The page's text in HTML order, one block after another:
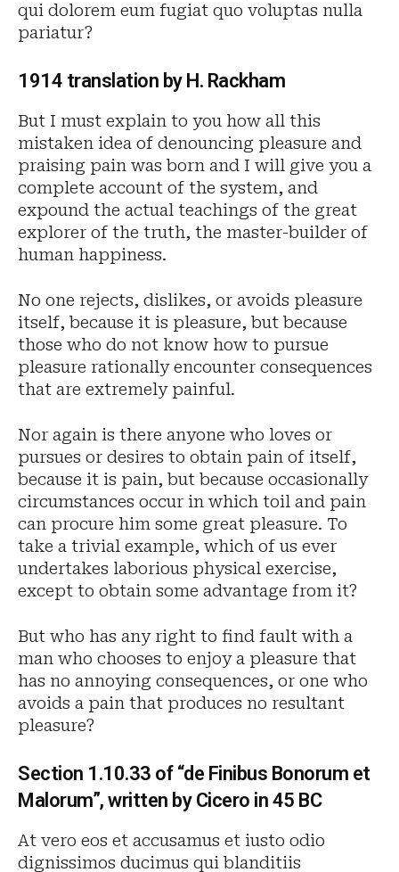
qui dolorem eum fugiat quo voluptas nulla
pariatur?
1914 translation by H. Rackham
But I must explain to you how all this
mistaken idea of denouncing pleasure and
praising pain was born and I will give you a
complete account of the system, and
expound the actual teachings of the great
explorer of the truth, the master-builder of
human happiness.
No one rejects, dislikes, or avoids pleasure
itself, because it is pleasure, but because
those who do not know how to pursue
pleasure rationally encounter consequences
that are extremely painful.
Nor again is there anyone who loves or
pursues or desires to obtain pain of itself,
because it is pain, but because occasionally
circumstances occur in which toil and pain
can procure him some great pleasure. To
take a trivial example, which of us ever
undertakes laborious physical exercise,
except to obtain some advantage from it?
But who has any right to find fault with a
man who chooses to enjoy a pleasure that
has no annoying consequences, or one who
avoids a pain that produces no resultant
pleasure?
Section 1.10.33 of “de Finibus Bonorum et
Malorum”, written by Cicero in 45 BC
At vero eos et accusamus et iusto odio
dignissimos ducimus qui blanditiis